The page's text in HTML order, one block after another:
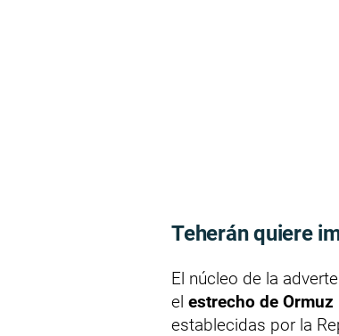
Teherán quiere
El núcleo de la
el estrecho de Ormuz
establecidas por la